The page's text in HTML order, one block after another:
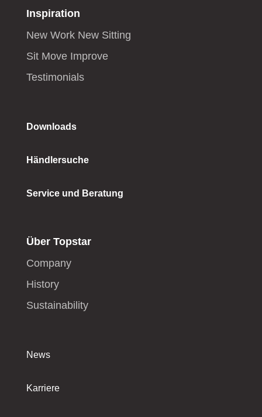
Inspiration
New Work New Sitting
Sit Move Improve
Testimonials
Downloads
Händlersuche
Service und Beratung
Über Topstar
Company
History
Sustainability
News
Karriere